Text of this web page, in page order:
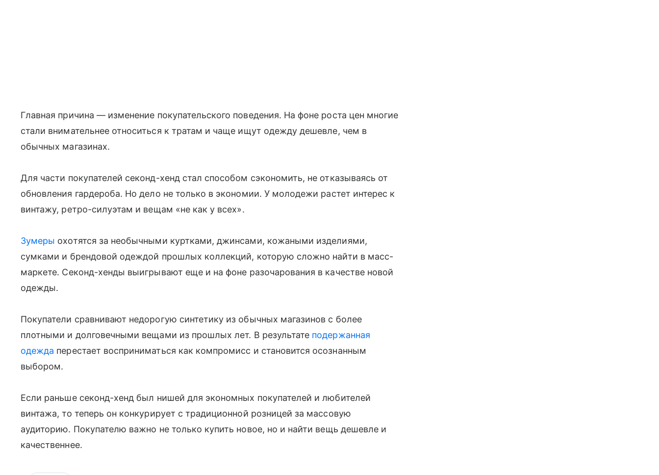
Главная причина — изменение покупательского поведения. На фоне роста цен многие
стали внимательнее относиться к тратам и чаще ищут одежду дешевле, чем в
обычных магазинах.
Для части покупателей секонд-хенд стал способом сэкономить, не отказываясь от
обновления гардероба. Но дело не только в экономии. У молодежи растет интерес к
винтажу, ретро-силуэтам и вещам «не как у всех».
Зумеры охотятся за необычными куртками, джинсами, кожаными изделиями,
сумками и брендовой одеждой прошлых коллекций, которую сложно найти в масс-
маркете. Секонд-хенды выигрывают еще и на фоне разочарования в качестве новой
одежды.
Покупатели сравнивают недорогую синтетику из обычных магазинов с более
плотными и долговечными вещами из прошлых лет. В результате подержанная
одежда перестает восприниматься как компромисс и становится осознанным
выбором.
Если раньше секонд-хенд был нишей для экономных покупателей и любителей
винтажа, то теперь он конкурирует с традиционной розницей за массовую
аудиторию. Покупателю важно не только купить новое, но и найти вещь дешевле и
качественнее.